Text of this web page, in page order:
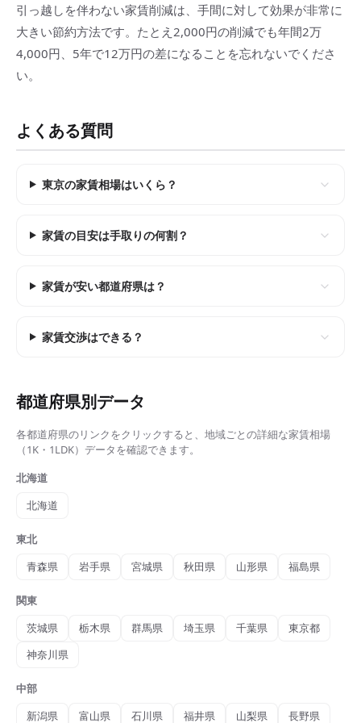
引っ越しを伴わない家賃削減は、手間に対して効果が非常に
大きい節約方法です。たとえ2,000円の削減でも年間2万
4,000円、5年で12万円の差になることを忘れないでくださ
い。
よくある質問
東京の家賃相場はいくら？
家賃の目安は手取りの何割？
家賃が安い都道府県は？
家賃交渉はできる？
都道府県別データ
各都道府県のリンクをクリックすると、地域ごとの詳細な家賃相場
（1K・1LDK） データを確認できます。
北海道
北海道
東北
青森県
岩手県 宮城県 秋田県 山形県 福島県
関東
茨城県
栃木県 群馬県 埼玉県 千葉県
東京都
神奈川県
中部
新潟県
富山県 石川県 福井県 山梨県 長野県